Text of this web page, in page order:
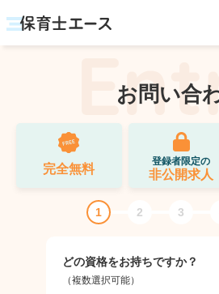
お問い合
完全無料
登録者限定の
非公開求人
1 2 3
どの資格をお持ちですか？
（複数選択可能）